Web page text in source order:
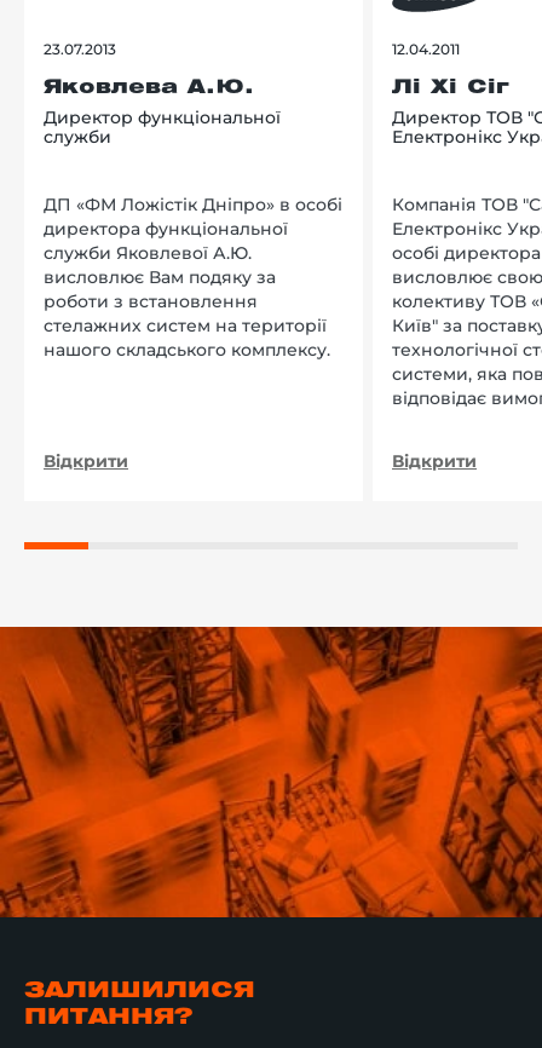
23.07.2013
Яковлева А.Ю.
Директор функціональної
служби
ДП «ФМ Ложістік Дніпро» в особі
директора функціональної
служби Яковлевої А.Ю.
висловлює Вам подяку за
роботи з встановлення
стелажних систем на території
нашого складського комплексу.
Відкрити
12.04.2011
Лі Хі Сіг
Директор ТОВ
Електронікс
Компанія ТОВ
Електронікс
особі
висловлює
колективу ТОВ
Київ" за
технологічної
системи, яка
відповідає
Відкрити
ЗАЛИШИЛИСЯ
ПИТАННЯ?